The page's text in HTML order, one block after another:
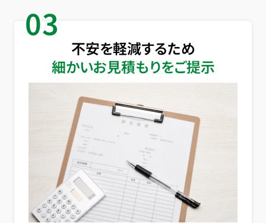
03
不安を軽減するため
細かいお見積もりをご提示